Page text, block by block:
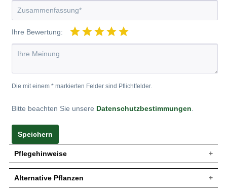
Ihre Bewertung:
Die mit einem * markierten Felder sind Pflichtfelder.
Bitte beachten Sie unsere Datenschutzbestimmungen
Speichern
Pflegehinweise
Pflanz- und Pflegetipps Rosa 'Veilchenblau' /
Alternative Pflanzen